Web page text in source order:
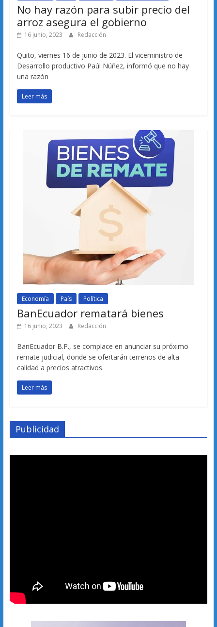
No hay razón para subir precio del
arroz asegura el gobierno
16 junio, 2023 Redacción
Quito, viernes 16 de junio de 2023. El viceministro de
Desarrollo productivo Paúl Núñez, informó que no hay
una razón
Leer más
Economía País Política
BanEcuador rematará bienes
16 junio, 2023 Redacción
BanEcuador B.P., se complace en anunciar su próximo
remate judicial, donde se ofertarán terrenos de alta
calidad a precios atractivos.
Leer más
Publicidad